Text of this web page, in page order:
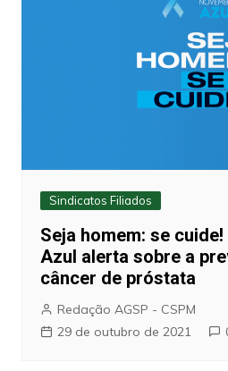
Sindicatos Filiados
Seja homem: se
Azul alerta sobre a
câncer de próstata
Redação AGSP - CSPM
29 de outubro de 2021